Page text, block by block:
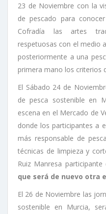
23 de Noviembre con la
de pescado para
Cofradía las artes
respetuosas con el medio
posteriormente a una
primera mano los criterios
El Sábado 24 de
de pesca sostenible en
escena en el Mercado de
donde los participantes a
más responsable de
técnicas de limpieza y
Ruiz Manresa
que será de nuevo otra
El 26 de Noviembre las
sostenible en Murcia,